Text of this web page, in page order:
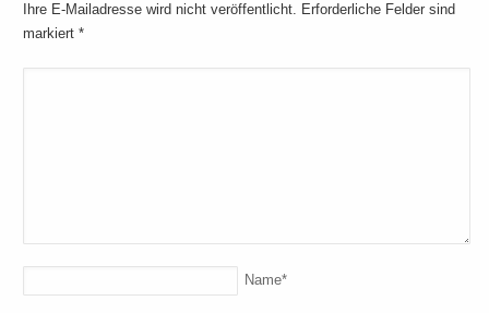
Ihre E-Mailadresse wird nicht veröffentlicht. Erforderliche Felder sind
markiert*
Name*